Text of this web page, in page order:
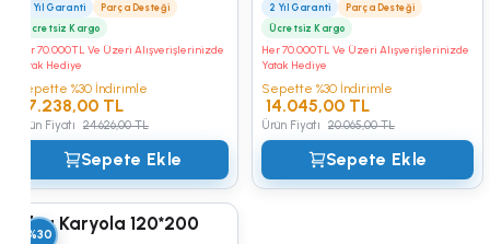
2 Yıl Garanti
Parça Desteği
Ücretsiz Kargo
Her 70.000TL Ve Üzeri Alışverişlerinizde
Yatak Hediye
Sepette %30 İndirimle
17.238,00 TL
Ürün Fiyatı 24.626,00 TL
Sepete Ekle
2 Yıl Garanti
Parça Desteği
Ücretsiz Kargo
Her 70.000TL Ve Üzeri Alışverişlerinizde
Yatak Hediye
Sepette %30 İndirimle
14.045,00 TL
Ürün Fiyatı 20.065,00 TL
Sepete Ekle
Alya Karyola 120*200
%30